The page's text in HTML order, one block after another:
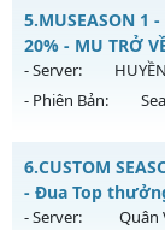
Antihack: BDC
Mu mới ra tháng
vào 13h ngày 12/
Exp: 9999x -
Thể loại: Mu
Antihack: Shark
5.MUSEASON 1
20% - MU TRỞ
- Server:
- Phiên Bản:
Mu mới ra tháng
15h ngày 06/08/
6.CUSTOM
- Đua Top
- Server: Quân